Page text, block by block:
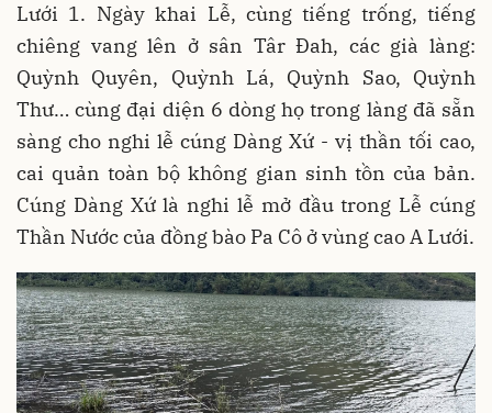
Lưới 1. Ngày khai Lễ, cùng tiếng trống, tiếng
chiêng vang lên ở sân Târ Đah, các già làng:
Quỳnh Quyên, Quỳnh Lá, Quỳnh Sao, Quỳnh
Thư… cùng đại diện 6 dòng họ trong làng đã sẵn
sàng cho nghi lễ cúng Dàng Xứ - vị thần tối cao,
cai quản toàn bộ không gian sinh tồn của bản.
Cúng Dàng Xứ là nghi lễ mở đầu trong Lễ cúng
Thần Nước của đồng bào Pa Cô ở vùng cao A Lưới.